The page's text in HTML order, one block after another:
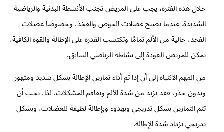
خلال هذه الفترة، يجب على المريض تجنب الأنشطة البدنية والرياضية
الشديدة. عندما تصبح عضلات الحوض والفخذ، وخصوصًا عضلات
الفخذ، خالية من الألم تمامًا وتكتسب القدرة على الإطالة والقوة الكافية،
يمكن للمريض العودة إلى نشاطه الرياضي السابق.
من المهم الانتباه إلى أن إذا تم أداء تمارين الإطالة بشكل شديد ومتهور
وبدون حذر، فقد تزيد من شدة الألم وتفاقم المشكلات. لذا، يجب أن
تتم التمارين بشكل تدريجي وبهدوء وبإطالة لطيفة للعضلات، وبشكل
تدريجي تزداد شدة الإطالة.